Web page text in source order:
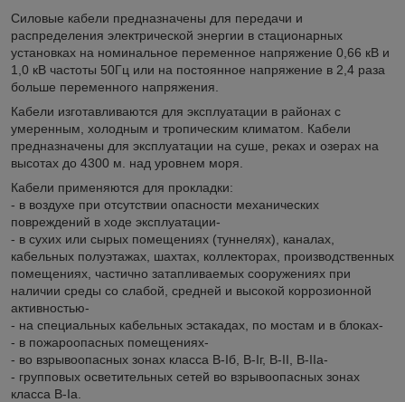
Силовые кабели предназначены для передачи и
распределения электрической энергии в стационарных
установках на номинальное переменное напряжение 0,66 кВ и
1,0 кВ частоты 50Гц или на постоянное напряжение в 2,4 раза
больше переменного напряжения.
Кабели изготавливаются для эксплуатации в районах с
умеренным, холодным и тропическим климатом. Кабели
предназначены для эксплуатации на суше, реках и озерах на
высотах до 4300 м. над уровнем моря.
Кабели применяются для прокладки:
- в воздухе при отсутствии опасности механических
повреждений в ходе эксплуатации-
- в сухих или сырых помещениях (туннелях), каналах,
кабельных полуэтажах, шахтах, коллекторах, производственных
помещениях, частично затапливаемых сооружениях при
наличии среды со слабой, средней и высокой коррозионной
активностью-
- на специальных кабельных эстакадах, по мостам и в блоках-
- в пожароопасных помещениях-
- во взрывоопасных зонах класса B-Iб, B-Iг, В-II, В-IIа-
- групповых осветительных сетей во взрывоопасных зонах
класса В-Iа.